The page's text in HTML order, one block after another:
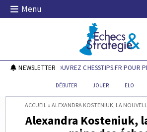
Skip
Menu
Echecs & Stratégie
NEWSLETTERDÉCOUVREZ CHESSTIPS.FR POUR
DÉBUTER JOUER ELO
ACCUEIL » ALEXANDRA KOSTENIUK, LA
Alexandra Kosteniuk,